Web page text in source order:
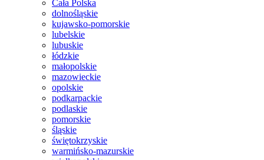
Cała Polska
dolnośląskie
kujawsko-pomorskie
lubelskie
lubuskie
łódzkie
małopolskie
mazowieckie
opolskie
podkarpackie
podlaskie
pomorskie
śląskie
świętokrzyskie
warmińsko-mazurskie